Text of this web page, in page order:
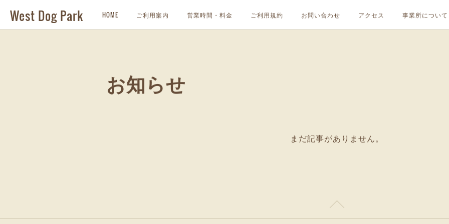
West Dog Park HOME ご利用案内 営業時間・料金 ご利用規約 お問い合わせ アクセス 事業所について
お知らせ
まだ記事がありません。